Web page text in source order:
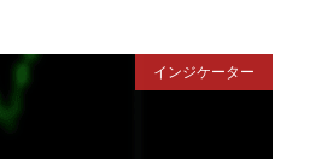
インジケーター